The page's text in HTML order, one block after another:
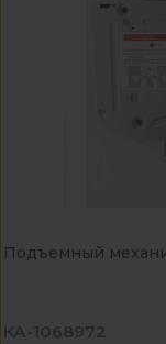
Подъемный
КА-1068972